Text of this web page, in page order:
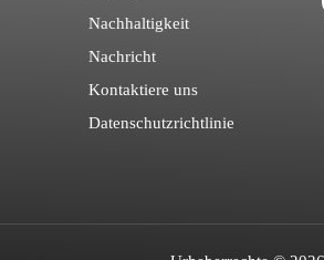
Nachhaltigkeit
Nachricht
Kontaktiere uns
Datenschutzrichtlinie